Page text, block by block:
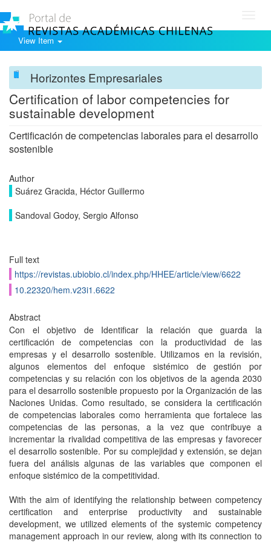
View Item
Horizontes Empresariales
Certification of labor competencies for
sustainable development
Certificación de competencias laborales para el desarrollo
sostenible
Author
Suárez Gracida, Héctor Guillermo
Sandoval Godoy, Sergio Alfonso
Full text
https://revistas.ubiobio.cl/index.php/HHEE/article/view/6622
10.22320/hem.v23i1.6622
Abstract
Con el objetivo de Identificar la relación que guarda la
certificación de competencias con la productividad de las
empresas y el desarrollo sostenible. Utilizamos en la revisión,
algunos elementos del enfoque sistémico de gestión por
competencias y su relación con los objetivos de la agenda 2030
para el desarrollo sostenible propuesto por la Organización de las
Naciones Unidas. Como resultado, se considera la certificación
de competencias laborales como herramienta que fortalece las
competencias de las personas, a la vez que contribuye a
incrementar la rivalidad competitiva de las empresas y favorecer
el desarrollo sostenible. Por su complejidad y extensión, se dejan
fuera del análisis algunas de las variables que componen el
enfoque sistémico de la competitividad.
With the aim of identifying the relationship between competency
certification and enterprise productivity and sustainable
development, we utilized elements of the systemic competency
management approach in our review, along with its connection to